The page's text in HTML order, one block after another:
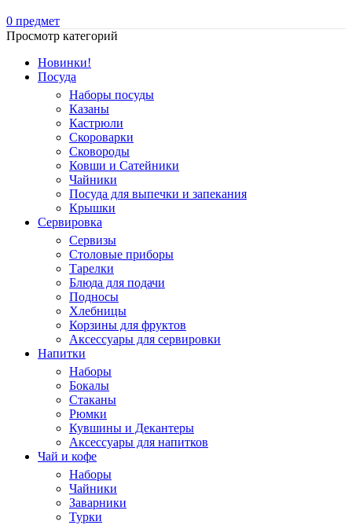
0 предмет
Просмотр категорий
Новинки!
Посуда
Наборы посуды
Казаны
Кастрюли
Скороварки
Сковороды
Ковши и Сатейники
Чайники
Посуда для выпечки и запекания
Крышки
Сервировка
Сервизы
Столовые приборы
Тарелки
Блюда для подачи
Подносы
Хлебницы
Корзины для фруктов
Аксессуары для сервировки
Напитки
Наборы
Бокалы
Стаканы
Рюмки
Кувшины и Декантеры
Аксессуары для напитков
Чай и кофе
Наборы
Чайники
Заварники
Турки